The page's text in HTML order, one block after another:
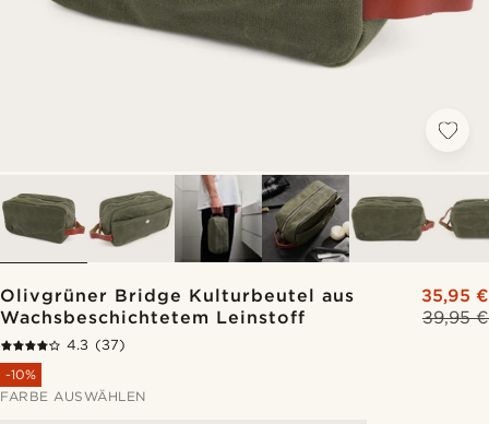
Olivgrüner Bridge Kulturbeutel aus
Wachsbeschichtetem Leinstoff
39,95 €
35,95 €
4.3 (37)
-10%
FARBE AUSWÄHLEN